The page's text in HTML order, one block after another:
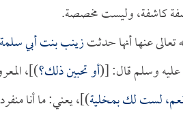
تعالى عنها أنها حدثتزينب بنت أبي سلمة
عليه وسلم قال: [(أو تحبين ذلك؟)]،
لست لك بمخلية)]، يعني: ما أنا